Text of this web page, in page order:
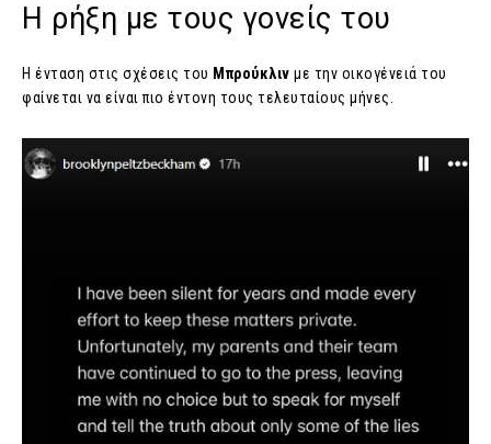
Η ρήξη με τους γονείς του
Η ένταση στις σχέσεις του Μπρούκλιν με την οικογένειά του
φαίνεται να είναι πιο έντονη τους τελευταίους μήνες.